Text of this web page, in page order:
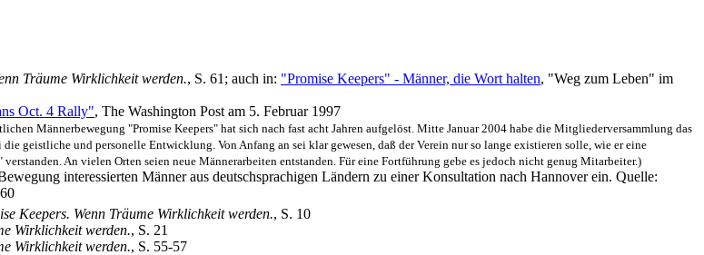
Träume Wirklichkeit werden., S. 61; auch in: "Promise Keepers" - Männer, die Wort halten, "Weg zum Leben" im
Oct. 4 Rally", The Washington Post am 5. Februar 1997
Männerbewegung "Promise Keepers" hat sich nach fast acht Jahren aufgelöst. Mitte Januar 2004 habe die Mitgliederversammlung das
geistliche und personelle Entwicklung. Von Anfang an sei klar gewesen, daß der Verein nur so lange existieren solle, wie er eine
An vielen Orten seien neue Männer­arbeiten entstanden. Für eine Fortführung gebe es jedoch nicht genug Mitarbeiter.)
interessierten Männer aus deutsch­sprachigen Ländern zu einer Konsultation nach Hannover ein. Quelle:
Keepers. Wenn Träume Wirklichkeit werden., S. 10
Wirklichkeit werden., S. 21
Wirklichkeit werden., S. 55-57